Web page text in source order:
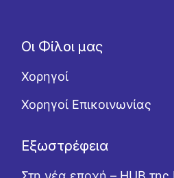
Οι Φίλοι μας
Χορηγοί
Χορηγοί Επικοινωνίας
Εξωστρέφεια